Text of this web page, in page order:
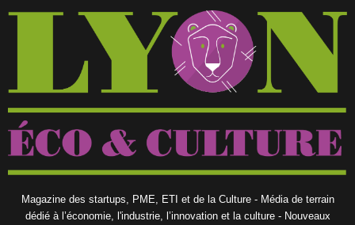
Magazine des startups, PME, ETI et de la Culture - Média de terrain
dédié à l’économie, l'industrie, l’innovation et la culture - Nouveaux